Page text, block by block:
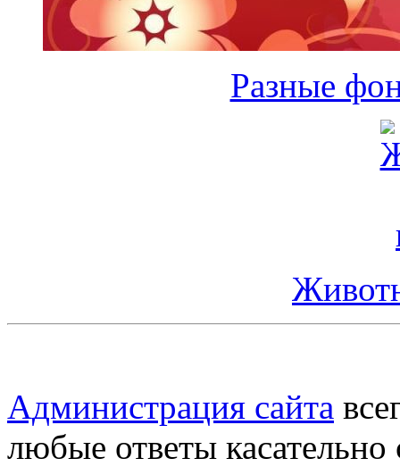
Разные
Администрация сайта
любые ответы касательно